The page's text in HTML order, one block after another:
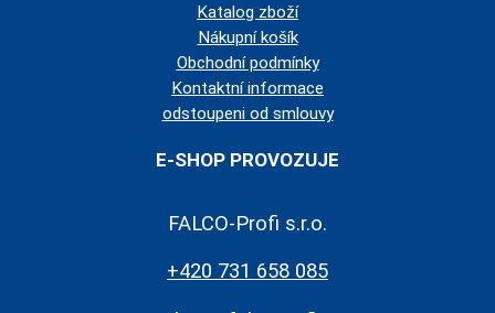
Katalog zboží
Nákupní košík
Obchodní podmínky
Kontaktní informace
odstoupeni od smlouvy
E-SHOP PROVOZUJE
FALCO-Profi s.r.o.
+420 731 658 085